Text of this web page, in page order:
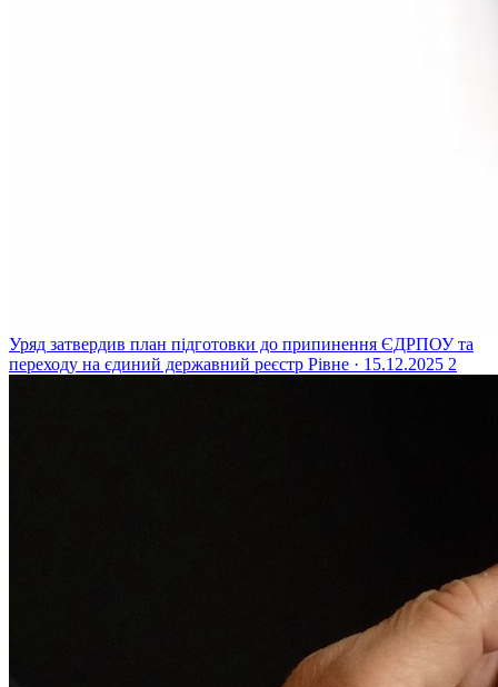
Уряд затвердив план підготовки до припинення ЄДРПОУ та
переходу на єдиний державний реєстр Рівне · 15.12.2025 2